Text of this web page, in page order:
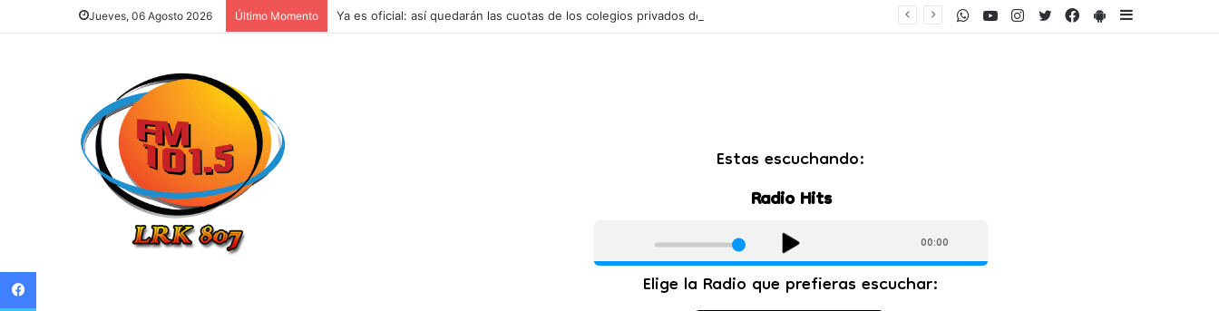
Jueves, 06 Agosto 2026 Último Momento Ya es oficial: así quedarán las cuotas de los colegios privados de Salta tras un aumento PlayStore
Facebook
Twitter
Instagram
Youtube
WhatsApp